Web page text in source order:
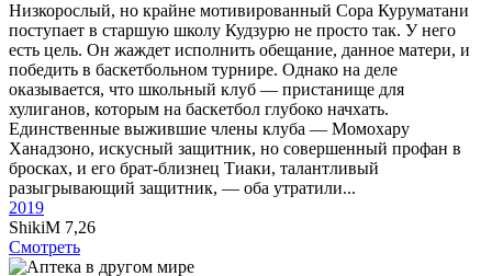
Низкорослый, но крайне мотивированный Сора Куруматани
поступает в старшую школу Кудзурю не просто так. У него
есть цель. Он жаждет исполнить обещание, данное матери, и
победить в баскетбольном турнире. Однако на деле
оказывается, что школьный клуб — пристанище для
хулиганов, которым на баскетбол глубоко начхать.
Единственные выжившие члены клуба — Момохару
Ханадзоно, искусный защитник, но совершенный профан в
бросках, и его брат-близнец Тиаки, талантливый
разыгрывающий защитник, — оба утратили...
2019
ShikiM 7,26
Смотреть